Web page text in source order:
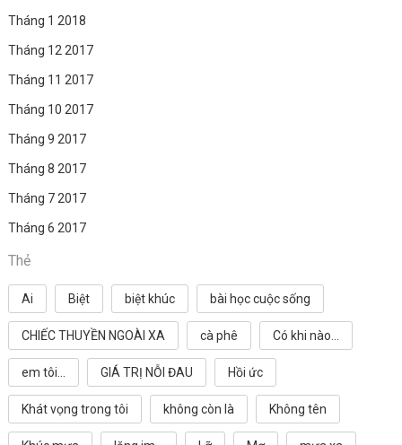
Tháng 1 2018
Tháng 12 2017
Tháng 11 2017
Tháng 10 2017
Tháng 9 2017
Tháng 8 2017
Tháng 7 2017
Tháng 6 2017
Thẻ
Ai Biệt biệt khúc bài học cuộc sống
CHIẾC THUYỀN NGOÀI XA cà phê Có khi nào...
em tôi... GIÁ TRỊ NỖI ĐAU Hồi ức
Khát vọng trong tôi không còn là Không tên